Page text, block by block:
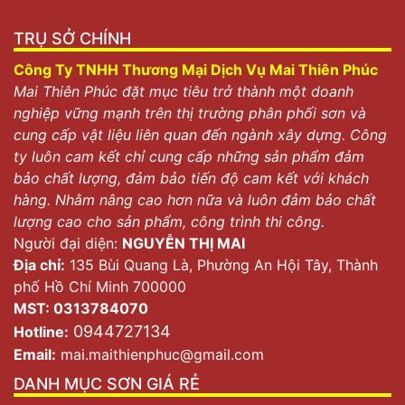
Thế nào là sơn nội thất?
Sơn nội thất Tamado gồm những loại nào?
Tamado – Thế hệ sơn nội thất không chỉ được biết đến
là có chất lượng cao mà còn có giá thành phải chăng.
Đây là dòng sơn phù hợp cho nhiều công trình, với
TRỤ SỞ CHÍNH
Công Ty TNHH Thương Mại Dịch Vụ Mai Thiên Phúc
Mai Thiên Phúc đặt mục tiêu trở thành một doanh
nghiệp vững mạnh trên thị trường phân phối sơn và
cung cấp vật liệu liên quan đến ngành xây dựng. Công
ty luôn cam kết chỉ cung cấp những sản phẩm đảm
bảo chất lượng, đảm bảo tiến độ cam kết với khách
hàng. Nhằm nâng cao hơn nữa và luôn đảm bảo chất
lượng cao cho sản phẩm, công trình thi công.
Người đại diện: NGUYỄN THỊ MAI
Địa chỉ: 135 Bùi Quang Là, Phường An Hội Tây, Thành
phố Hồ Chí Minh 700000
MST: 0313784070
Hotline: 0944727134
Email: mai.maithienphuc@gmail.com
DANH MỤC SƠN GIÁ RẺ